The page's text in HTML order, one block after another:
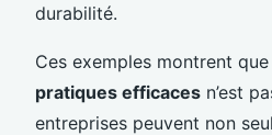
durabilité.
Ces exemples montrent
pratiques efficaces n’est
entreprises peuvent non